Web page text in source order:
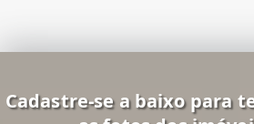
Cadastre-se a baixo para